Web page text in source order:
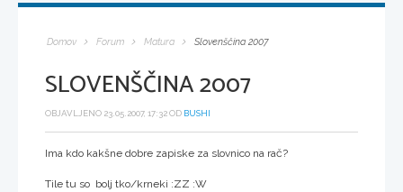
Domov Forum Matura Slovenščina 2007
SLOVENŠČINA 2007
OBJAVLJENO 23.05.2007, 17:32 OD BUSHI
Ima kdo kakšne dobre zapiske za slovnico na rač?
Tile tu so bolj tko/krneki :ZZ :W